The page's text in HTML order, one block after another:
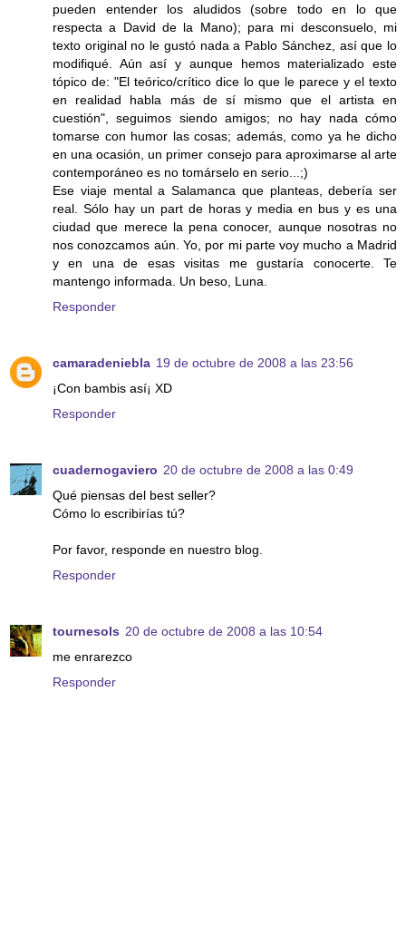
pueden entender los aludidos (sobre todo en lo que
respecta a David de la Mano); para mi desconsuelo, mi
texto original no le gustó nada a Pablo Sánchez, así que lo
modifiqué. Aún así y aunque hemos materializado este
tópico de: "El teórico/crítico dice lo que le parece y el texto
en realidad habla más de sí mismo que el artista en
cuestión", seguimos siendo amigos; no hay nada cómo
tomarse con humor las cosas; además, como ya he dicho
en una ocasión, un primer consejo para aproximarse al arte
contemporáneo es no tomárselo en serio...;)
Ese viaje mental a Salamanca que planteas, debería ser
real. Sólo hay un part de horas y media en bus y es una
ciudad que merece la pena conocer, aunque nosotras no
nos conozcamos aún. Yo, por mi parte voy mucho a Madrid
y en una de esas visitas me gustaría conocerte. Te
mantengo informada. Un beso, Luna.
Responder
camaradeniebla 19 de octubre de 2008 a las 23:56
¡Con bambis así¡ XD
Responder
cuadernogaviero 20 de octubre de 2008 a las 0:49
Qué piensas del best seller?
Cómo lo escribirías tú?
Por favor, responde en nuestro blog.
Responder
tournesols 20 de octubre de 2008 a las 10:54
me enrarezco
Responder